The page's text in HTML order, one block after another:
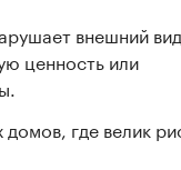
внешний вид
ценность или
где велик